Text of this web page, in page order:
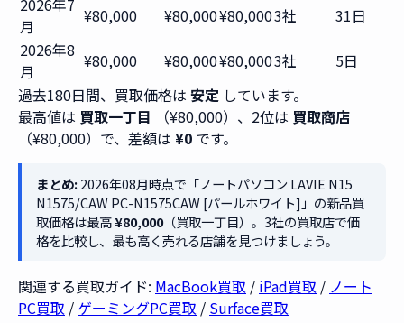
2026年7
月
¥80,000 ¥80,000¥80,0003社
31日
2026年8
月
¥80,000 ¥80,000¥80,0003社
5日
過去180日間、買取価格は 安定 しています。
最高値は 買取一丁目 （¥80,000）、2位は 買取商店
（¥80,000）で、差額は ¥0 です。
まとめ:2026年08月時点で「ノートパソコン LAVIE N15
N1575/CAW PC-N1575CAW [パールホワイト]」の新品買
取価格は最高¥80,000（買取一丁目）。3社の買取店で価
格を比較し、最も高く売れる店舗を見つけましょう。
関連する買取ガイド: MacBook買取 / iPad買取 / ノート
PC買取 / ゲーミングPC買取 / Surface買取